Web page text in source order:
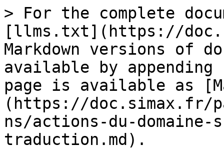
> For the complete
[llms.txt](https://
Markdown versions of
available by
page is available as
(https://doc.simax.fr/
ns/actions-du-
traduction.md).